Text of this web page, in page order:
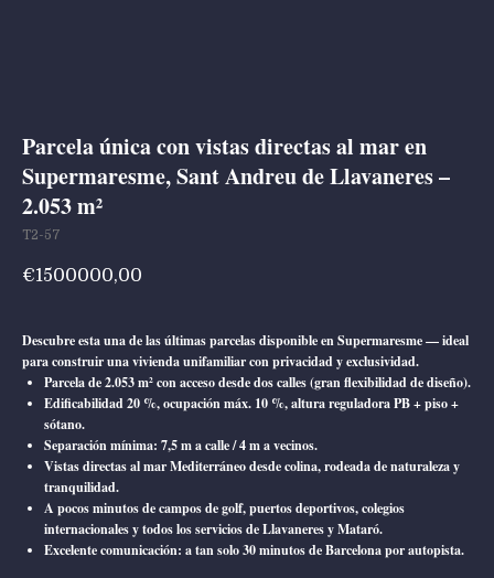
Parcela única con vistas directas al mar en
Supermaresme, Sant Andreu de Llavaneres –
2.053 m²
T2-57
€1500000,00
Descubre esta una de las últimas parcelas disponible en Supermaresme — ideal
para construir una vivienda unifamiliar con privacidad y exclusividad.
Parcela de 2.053 m² con acceso desde dos calles (gran flexibilidad de diseño).
Edificabilidad 20 %, ocupación máx. 10 %, altura reguladora PB + piso +
sótano.
Separación mínima: 7,5 m a calle / 4 m a vecinos.
Vistas directas al mar Mediterráneo desde colina, rodeada de naturaleza y
tranquilidad.
A pocos minutos de campos de golf, puertos deportivos, colegios
internacionales y todos los servicios de Llavaneres y Mataró.
Excelente comunicación: a tan solo 30 minutos de Barcelona por autopista.